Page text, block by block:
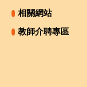
相關網站
教師介聘專區